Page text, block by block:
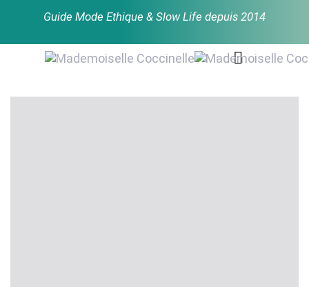
primary
navigation
Guide Mode Ethique & Slow Life depuis 2014